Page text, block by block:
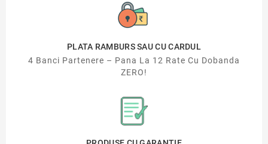
PLATA RAMBURS SAU CU CARDUL
4 Banci Partenere – Pana La 12 Rate Cu Dobanda
ZERO!